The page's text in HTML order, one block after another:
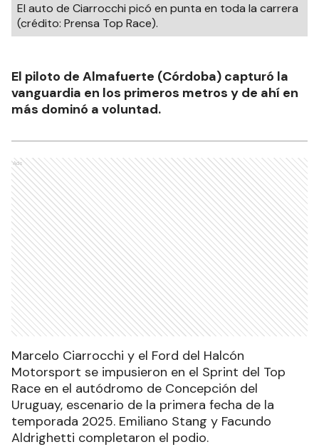
El auto de Ciarrocchi picó en punta en toda la carrera
(crédito: Prensa Top Race).
El piloto de Almafuerte (Córdoba) capturó la
vanguardia en los primeros metros y de ahí en
más dominó a voluntad.
Ads
Marcelo Ciarrocchi y el Ford del Halcón
Motorsport se impusieron en el Sprint del Top
Race en el autódromo de Concepción del
Uruguay, escenario de la primera fecha de la
temporada 2025. Emiliano Stang y Facundo
Aldrighetti completaron el podio.